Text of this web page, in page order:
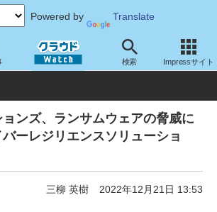
Powered by Translate
検索 Impressサイト
ュリティ セキュリティサービス
ョンズ、ランサムウェアの脅威に
ーレジリエンスソリューショ
三柳 英樹 2022年12月21日 13:53